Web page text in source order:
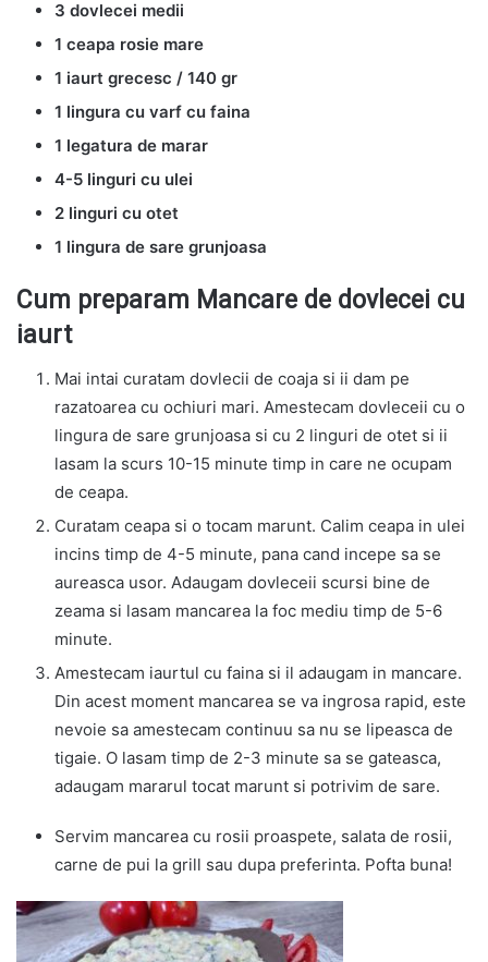
3 dovlecei medii
1 ceapa rosie mare
1 iaurt grecesc / 140 gr
1 lingura cu varf cu faina
1 legatura de marar
4-5 linguri cu ulei
2 linguri cu otet
1 lingura de sare grunjoasa
Cum preparam Mancare de dovlecei cu
iaurt
Mai intai curatam dovlecii de coaja si ii dam pe
razatoarea cu ochiuri mari. Amestecam dovleceii cu o
lingura de sare grunjoasa si cu 2 linguri de otet si ii
lasam la scurs 10-15 minute timp in care ne ocupam
de ceapa.
Curatam ceapa si o tocam marunt. Calim ceapa in ulei
incins timp de 4-5 minute, pana cand incepe sa se
aureasca usor. Adaugam dovleceii scursi bine de
zeama si lasam mancarea la foc mediu timp de 5-6
minute.
Amestecam iaurtul cu faina si il adaugam in mancare.
Din acest moment mancarea se va ingrosa rapid, este
nevoie sa amestecam continuu sa nu se lipeasca de
tigaie. O lasam timp de 2-3 minute sa se gateasca,
adaugam mararul tocat marunt si potrivim de sare.
Servim mancarea cu rosii proaspete, salata de rosii,
carne de pui la grill sau dupa preferinta. Pofta buna!